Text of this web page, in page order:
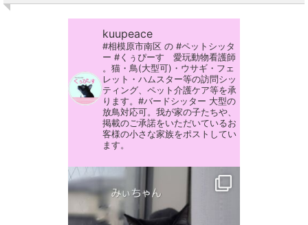
kuupeace
#相模原市南区 の #ペットシッタ
ー #くぅぴーす 愛玩動物看護師
。猫・鳥(大型可)・ウサギ・フェ
レット・ハムスター等の訪問シッ
ティング、ペット介護ケア等を承
ります。#バードシッター 大型の
放鳥対応可。我が家の子たちや、
掲載のご承諾をいただいているお
客様の小さな家族をポストしてい
ます。